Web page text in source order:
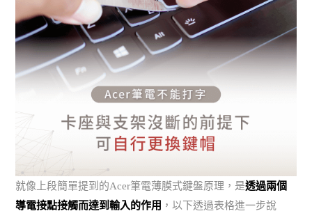
就像上段簡單提到的Acer筆電薄膜式鍵盤原理，是透過兩個
導電接點接觸而達到輸入的作用 ，以下透過表格進一步說